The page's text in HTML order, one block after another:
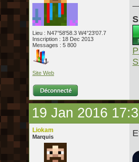
Lieu : N47°58'58.3 W4°23'07.7
Inscription : 18 Dec 2013
Messages : 5 800
Site Web
19 Jan 2016
Liokam
Marquis